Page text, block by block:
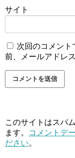
サイト
次回のコメント
前、メールアドレ
このサイトはスパ
ます。
コメントデ
ださい。